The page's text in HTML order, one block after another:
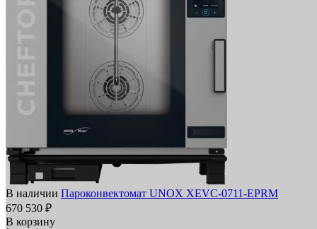
В наличии Пароконвектомат UNOX XEVC-0711-EPRM
670 530 ₽
В корзину